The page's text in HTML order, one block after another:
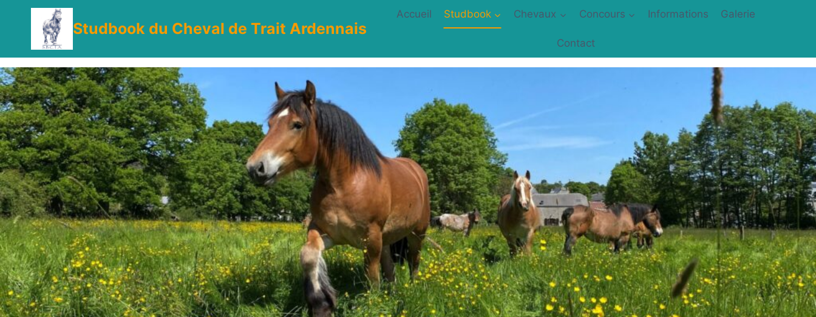
Studbook du Cheval de Trait Ardennais
Accueil Studbook Chevaux Concours Informations Galerie
Contact